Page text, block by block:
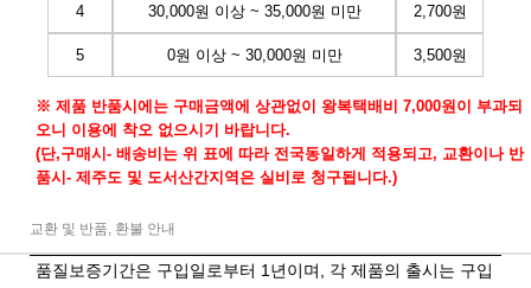
4 30,000원 이상 ~ 35,000원 미만 2,700원
5 0원 이상 ~ 30,000원 미만 3,500원
※ 제품 반품시에는 구매금액에 상관없이 왕복택배비 7,000원이 부과되
오니 이용에 착오 없으시기 바랍니다.
(단,구매시- 배송비는 위 표에 따라 전국동일하게 적용되고, 교환이나 반
품시- 제주도 및 도서산간지역은 실비로 청구됩니다.)
교환 및 반품, 환불 안내
품질보증기간은 구입일로부터 1년이며, 각 제품의 출시는 구입